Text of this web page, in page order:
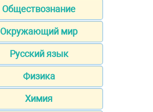
Обществознание
Окружающий мир
Русский язык
Физика
Химия